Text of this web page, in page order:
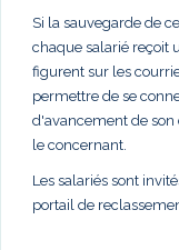
Si la sauvegarde de
chaque salarié reçoit
figurent sur les
permettre de se
d'avancement de son
le concernant.
Les salariés sont
portail de